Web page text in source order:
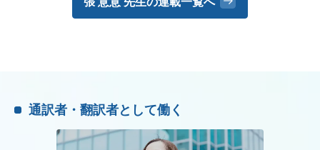
通訳者・翻訳者として働く